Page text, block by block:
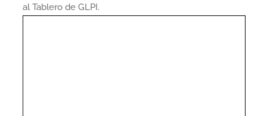
al Tablero de GLPI.